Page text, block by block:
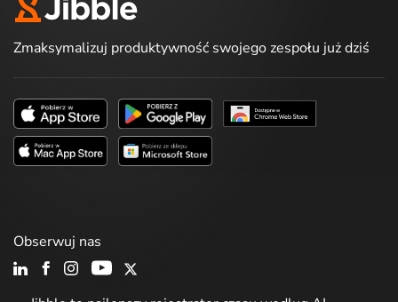
Zmaksymalizuj produktywność swojego zespołu już dziś
Obserwuj nas